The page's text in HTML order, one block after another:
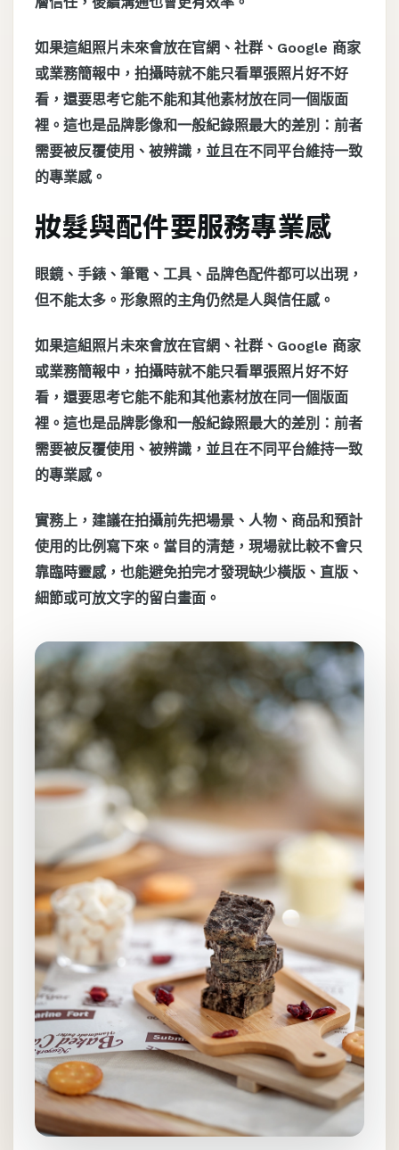
如果這組照片未來會放在官網、社群、Google 商家
或業務簡報中，拍攝時就不能只看單張照片好不好
看，還要思考它能不能和其他素材放在同一個版面
裡。這也是品牌影像和一般紀錄照最大的差別：前者
需要被反覆使用、被辨識，並且在不同平台維持一致
的專業感。
妝髮與配件要服務專業感
眼鏡、手錶、筆電、工具、品牌色配件都可以出現，
但不能太多。形象照的主角仍然是人與信任感。
如果這組照片未來會放在官網、社群、Google 商家
或業務簡報中，拍攝時就不能只看單張照片好不好
看，還要思考它能不能和其他素材放在同一個版面
裡。這也是品牌影像和一般紀錄照最大的差別：前者
需要被反覆使用、被辨識，並且在不同平台維持一致
的專業感。
實務上，建議在拍攝前先把場景、人物、商品和預計
使用的比例寫下來。當目的清楚，現場就比較不會只
靠臨時靈感，也能避免拍完才發現缺少橫版、直版、
細節或可放文字的留白畫面。